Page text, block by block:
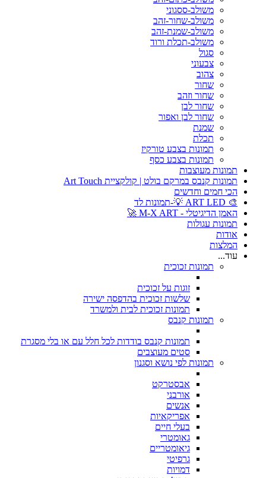
משולב-ססגוני
משולב-שחור-זהב
משולב-שמנת-זהב
משולב-תכלת ורוד
סגול
צבעוני
צהוב
שחור
שחור וזהב
שחור לבן
שחור לבן ואפור
שמנת
תכלת
תמונות בצבע טורקיז
תמונות בצבע כסף
תמונות מעוצבות
תמונות קנבס במרקם בולט | קולקציית Art Touch
הכי חמים וחדשים
🎨 ART LED 💡-תמונות לד
האמן הדיגיטלי - M-X ART 🚀
תמונות עגולות
אודות
המלצות
עוד...
תמונות זכוכית
זוגות על זכוכית
שלשות זכוכית בהדפסה ישירה
תמונות זכוכית לבית ולמשרד
תמונות קנבס
תמונות קנבס בודדות לכל חלל עם או בלי מסגרת
סטים מעוצבים
תמונות לפי נושא וסגנון
אבסטרקט
אורבני
אנשים
אפריקאיות
בעלי חיים
גאומטרי
גיאומטריים
גרפיטי
דמויות